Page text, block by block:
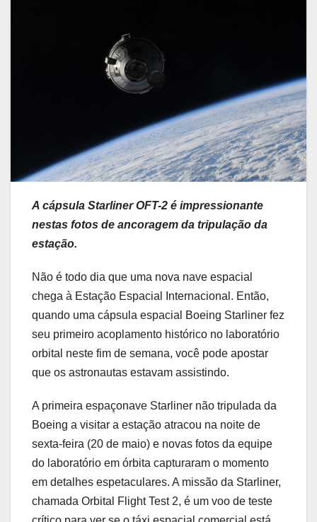
A cápsula Starliner OFT-2 é impressionante
nestas fotos de ancoragem da tripulação da
estação.
Não é todo dia que uma nova nave espacial
chega à Estação Espacial Internacional. Então,
quando uma cápsula espacial Boeing Starliner fez
seu primeiro acoplamento histórico no laboratório
orbital neste fim de semana, você pode apostar
que os astronautas estavam assistindo.
A primeira espaçonave Starliner não tripulada da
Boeing a visitar a estação atracou na noite de
sexta-feira (20 de maio) e novas fotos da equipe
do laboratório em órbita capturaram o momento
em detalhes espetaculares. A missão da Starliner,
chamada Orbital Flight Test 2, é um voo de teste